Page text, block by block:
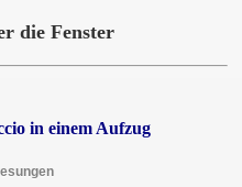
die Fenster
in einem Aufzug